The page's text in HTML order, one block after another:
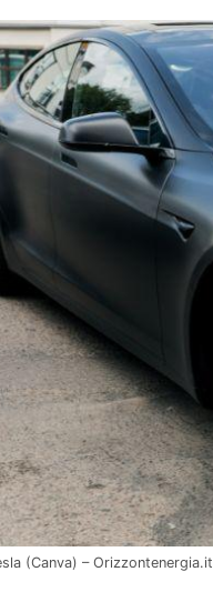
(Canva) – Orizzontenergia.it